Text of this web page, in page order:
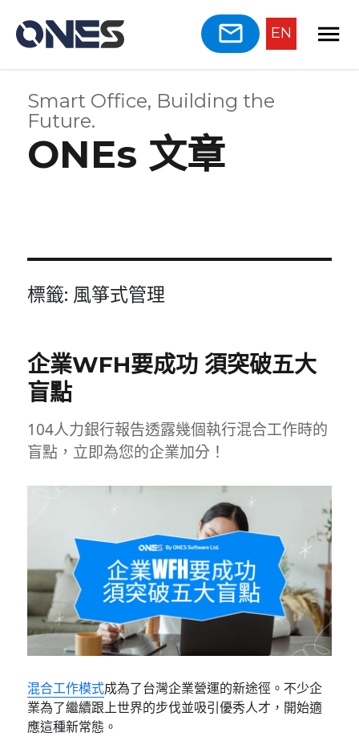
EN
Smart Office, Building the
Future.
ONEs 文章
標籤: 風箏式管理
企業WFH要成功 須突破五大
盲點
104人力銀行報告透露幾個執行混合工作時的
盲點，立即為您的企業加分！
混合工作模式成為了台灣企業營運的新途徑。不少企
業為了繼續跟上世界的步伐並吸引優秀人才，開始適
應這種新常態。